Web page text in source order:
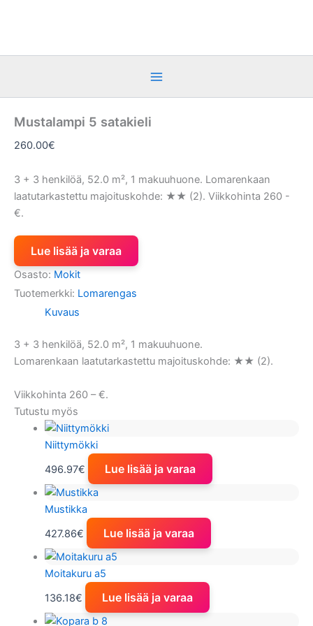
Mustalampi 5 satakieli
260.00€
3 + 3 henkilöä, 52.0 m², 1 makuuhuone. Lomarenkaan
laatutarkastettu majoituskohde: ★★ (2). Viikkohinta 260 -
€.
Lue lisää ja varaa
Osasto: Mokit
Tuotemerkki: Lomarengas
Kuvaus
3 + 3 henkilöä, 52.0 m², 1 makuuhuone.
Lomarenkaan laatutarkastettu majoituskohde: ★★ (2).
Viikkohinta 260 – €.
Tutustu myös
Niittymökki
496.97€ Lue lisää ja varaa
Mustikka
427.86€ Lue lisää ja varaa
Moitakuru a5
136.18€ Lue lisää ja varaa